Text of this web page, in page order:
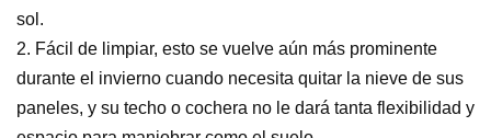
sol.
2. Fácil de limpiar, esto se vuelve aún más prominente
durante el invierno cuando necesita quitar la nieve de sus
paneles, y su techo o cochera no le dará tanta flexibilidad y